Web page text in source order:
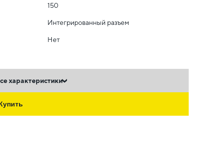
150
Интегрированный разъем
Нет
характеристики